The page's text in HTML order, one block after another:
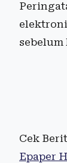
Cek
Epaper